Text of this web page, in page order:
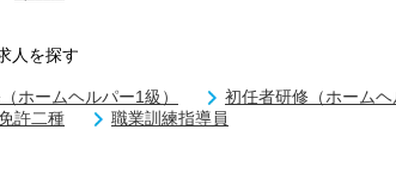
人を探す
ホームヘルパー1級） 初任者研修（ホームヘ
許二種 職業訓練指導員